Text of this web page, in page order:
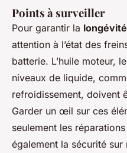
Points à surveiller
Pour garantir la longévité
attention à l’état des
batterie. L’huile moteur,
niveaux de liquide,
refroidissement, doivent
Garder un œil sur ces
seulement les
également la sécurité sur